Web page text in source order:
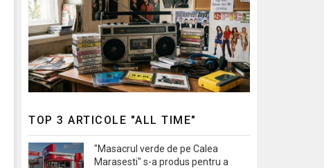
TOP 3 ARTICOLE "ALL TIME"
"Masacrul verde de pe Calea
Marasesti" s-a produs pentru a